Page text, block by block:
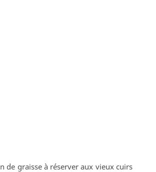
de graisse à réserver aux vieux cuirs